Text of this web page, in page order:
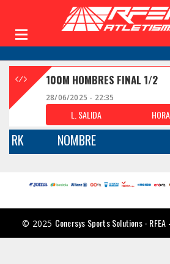
100M HOMBRES FINAL 1/2
28/06/2025 - 22:35
L. SALIDA
RK NOMBRE
© 2025 Conersys Sports Solutions - RFEA